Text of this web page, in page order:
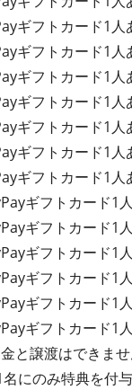
ギフト カード1人
ギフト カード1人
ギフト カード1人
ギフト カード1人
ギフト カード1人
ギフト カード1人
ギフト カード1人
ギフト カード1
ギフト カード1
ギフト カード1
ギフト カード1
ギフト カード1
ギフト カード1
譲渡はできま
にのみ特典を付与